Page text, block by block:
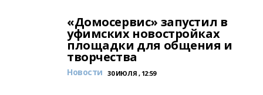
«Домосервис» запустил в
уфимских новостройках
площадки для общения и
творчества
Новости 30 ИЮЛЯ , 12:59